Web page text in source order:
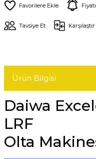
Tavsiye Et Karşılaştır
Ürün Bilgisi
Daiwa
LRF
Olta